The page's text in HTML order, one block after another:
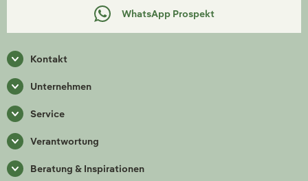
WhatsApp Prospekt
Kontakt
Unternehmen
Service
Verantwortung
Beratung & Inspirationen